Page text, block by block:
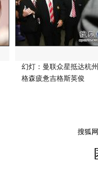
幻灯：曼联众星抵达杭
格森疲惫吉格斯英俊